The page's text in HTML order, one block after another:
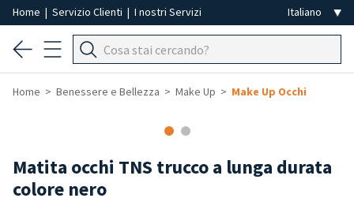
Home | Servizio Clienti | I nostri Servizi
Home Benessere e Bellezza Make Up Make Up Occhi
Matita occhi TNS trucco a lunga durata
colore nero